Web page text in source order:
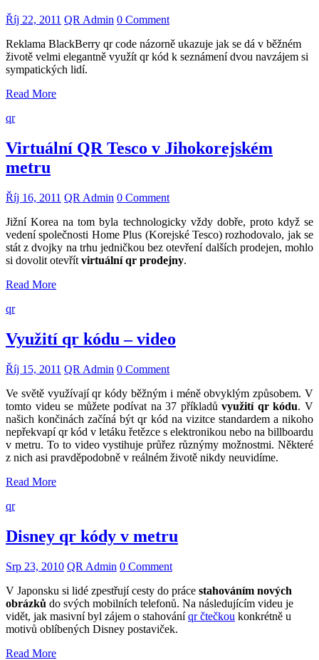
Říj 22, 2011 QR Admin 0 Comment
Reklama BlackBerry qr code názorně ukazuje jak se dá v běžném
životě velmi elegantně využít qr kód k seznámení dvou navzájem si
sympatických lidí.
Read More
qr
Virtuální QR Tesco v Jihokorejském
metru
Říj 16, 2011 QR Admin 0 Comment
Jižní Korea na tom byla technologicky vždy dobře, proto když se
vedení společnosti Home Plus (Korejské Tesco) rozhodovalo, jak se
stát z dvojky na trhu jedničkou bez otevření dalších prodejen, mohlo
si dovolit otevřít virtuální qr prodejny.
Read More
qr
Využití qr kódu – video
Říj 15, 2011 QR Admin 0 Comment
Ve světě využívají qr kódy běžným i méně obvyklým způsobem. V
tomto videu se můžete podívat na 37 příkladů využití qr kódu. V
našich končinách začíná být qr kód na vizitce standardem a nikoho
nepřekvapí qr kód v letáku řetězce s elektronikou nebo na billboardu
v metru. To to video vystihuje průřez různýmy možnostmi. Některé
z nich asi pravděpodobně v reálném životě nikdy neuvidíme.
Read More
qr
Disney qr kódy v metru
Srp 23, 2010 QR Admin 0 Comment
V Japonsku si lidé zpestřují cesty do práce stahováním nových
obrázků do svých mobilních telefonů. Na následujícím videu je
vidět, jak masivní byl zájem o stahováníqr čtečkou konkrétně u
motivů oblíbených Disney postaviček.
Read More